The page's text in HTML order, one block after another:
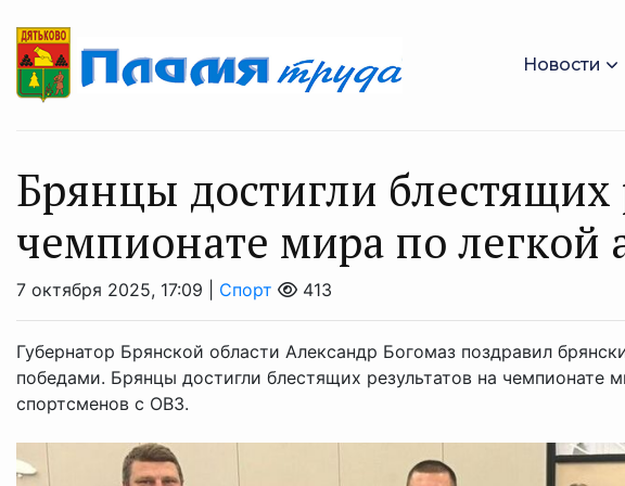
Новости
Брянцы достигли блестящих
чемпионате мира по легкой
7 октября 2025, 17:09 | Спорт 413
Губернатор Брянской области Александр Богомаз поздравил
победами. Брянцы достигли блестящих результатов на чемпионате
спортсменов с ОВЗ.